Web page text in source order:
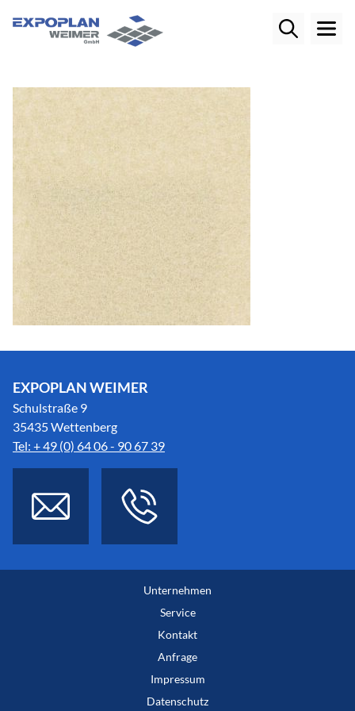
EXPOPLAN WEIMER
Schulstraße 9
35435 Wettenberg
Tel: + 49 (0) 64 06 - 90 67 39
Unternehmen
Service
Kontakt
Anfrage
Impressum
Datenschutz